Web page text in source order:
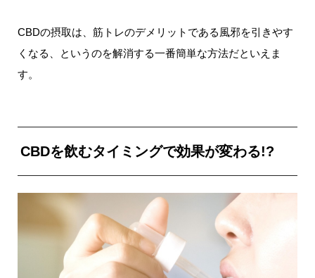
CBDの摂取は、筋トレのデメリットである風邪を引きやす
くなる、というのを解消する一番簡単な方法だといえま
す。
CBDを飲むタイミングで効果が変わる!?